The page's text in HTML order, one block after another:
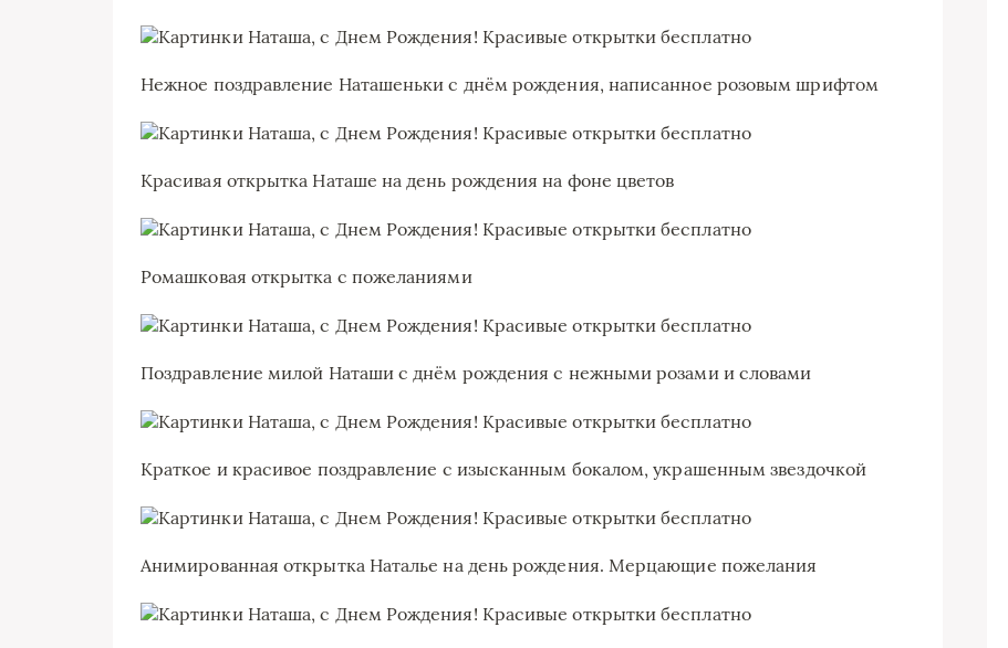
Нежное поздравление Наташеньки с днём рождения, написанное розовым шрифтом
Красивая открытка Наташе на день рождения на фоне цветов
Ромашковая открытка с пожеланиями
Поздравление милой Наташи с днём рождения с нежными розами и словами
Краткое и красивое поздравление с изысканным бокалом, украшенным звездочкой
Анимированная открытка Наталье на день рождения. Мерцающие пожелания